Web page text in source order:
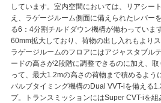
しています。室内空間においては、リアシー
え、ラゲージルーム側面に備えられたレバー
る6：4分割チルドダウン機構が備わっていま
60mm拡大しており、荷物の出し入れもより
ラゲージルームのフロアにはアジャスタブル
ードの高さが2段階に調整できるのに加え、
って、最大1.2mの高さの荷物まで積めるよう
バルブタイミング機構のDual VVT-iを備える
プ。トランスミッションにはSuper CVT-iを